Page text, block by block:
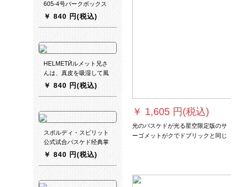
￥ 1,605 円(税込)
光のバスケドが光る星空限定版のサ
ーゴメットがクでドブリックと同じ
605-4号バークボックス
の耐久性抜き群ゴム7号
￥ 840 円(税込)
HELMETӢルメット兄さ
んは、真皮を吸湿して風
合屋の内外を滑り止めま
ム。
￥ 840 円(税込)
スポルディ・スピリット
公式试合バスケド经典掌
握74-600 Y屋内外7番ボ
￥ 840 円(税込)